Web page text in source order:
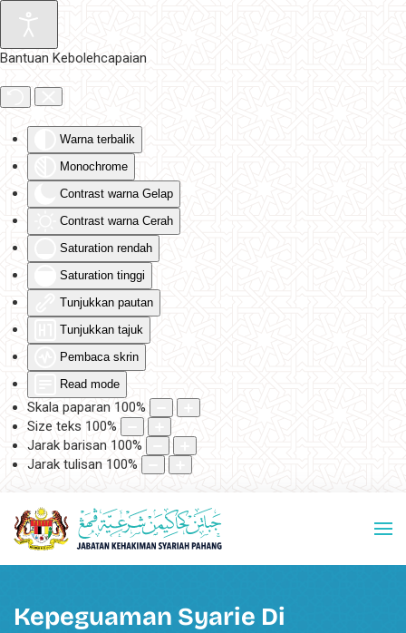
Bantuan Kebolehcapaian
Warna terbalik
Monochrome
Contrast warna Gelap
Contrast warna Cerah
Saturation rendah
Saturation tinggi
Tunjukkan pautan
Tunjukkan tajuk
Pembaca skrin
Read mode
Skala paparan 100%
Size teks 100%
Jarak barisan 100%
Jarak tulisan 100%
Skip to main content
Kepeguaman Syarie Di